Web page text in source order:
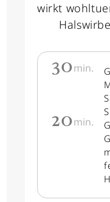
wirkt
30min.
20min.